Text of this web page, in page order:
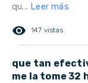
qu... Leer más
remove_red_eye 147 vistas
que tan
me la tome 32